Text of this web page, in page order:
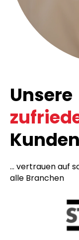
Unsere
Kunden
... vertrauen auf
alle Branchen